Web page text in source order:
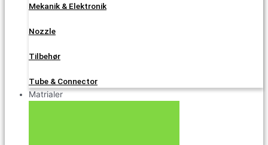
Mekanik & Elektronik
Nozzle
Tilbehør
Tube & Connector
Matrialer